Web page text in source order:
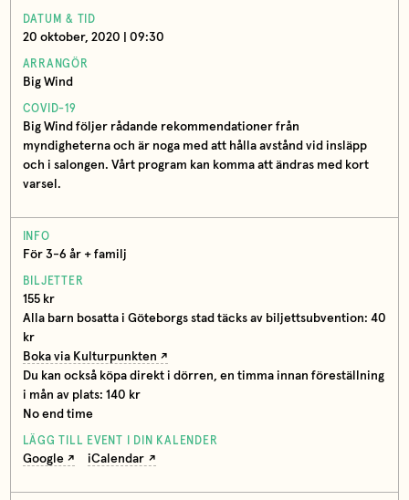
DATUM & TID
20 oktober, 2020 | 09:30
ARRANGÖR
Big Wind
COVID-19
Big Wind följer rådande rekommendationer från
myndigheterna och är noga med att hålla avstånd vid insläpp
och i salongen. Vårt program kan komma att ändras med kort
varsel.
INFO
För 3-6 år + familj
BILJETTER
155 kr
Alla barn bosatta i Göteborgs stad täcks av biljettsubvention: 40
kr
Boka via Kulturpunkten
Du kan också köpa direkt i dörren, en timma innan föreställning
i mån av plats: 140 kr
No end time
LÄGG TILL EVENT I DIN KALENDER
Google iCalendar